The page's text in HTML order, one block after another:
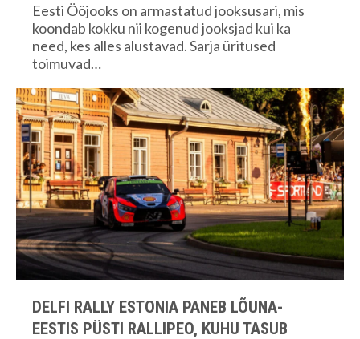
Eesti Ööjooks on armastatud jooksusari, mis
koondab kokku nii kogenud jooksjad kui ka
need, kes alles alustavad. Sarja üritused
toimuvad…
DELFI RALLY ESTONIA PANEB LÕUNA-
EESTIS PÜSTI RALLIPEO, KUHU TASUB